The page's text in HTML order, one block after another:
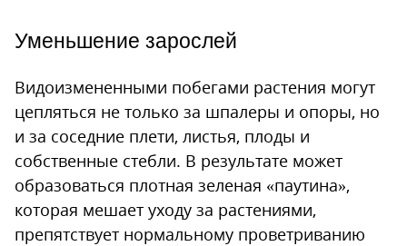
Уменьшение зарослей
Видоизмененными побегами растения могут
цепляться не только за шпалеры и опоры, но
и за соседние плети, листья, плоды и
собственные стебли. В результате может
образоваться плотная зеленая «паутина»,
которая мешает уходу за растениями,
препятствует нормальному проветриванию